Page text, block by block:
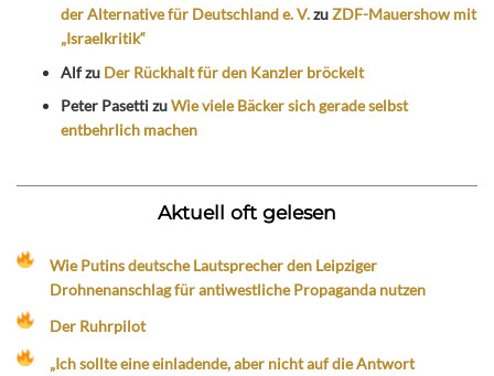
der Alternative für Deutschland e. V.zuZDF-Mauershow mit
„Israelkritik“
Alfzu Der Rückhalt für den Kanzler bröckelt
Peter PasettizuWie viele Bäcker sich gerade selbst
entbehrlich machen
Aktuell oft gelesen
Wie Putins deutsche Lautsprecher den Leipziger
Drohnenanschlag für antiwestliche Propaganda nutzen
Der Ruhrpilot
„Ich sollte eine einladende, aber nicht auf die Antwort